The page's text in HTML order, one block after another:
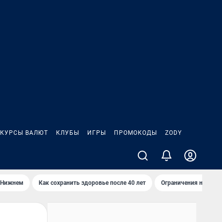
КУРСЫ ВАЛЮТ КЛУБЫ ИГРЫ ПРОМОКОДЫ ZODY
Нижнем Как сохранить здоровье после 40 лет Ограничения на